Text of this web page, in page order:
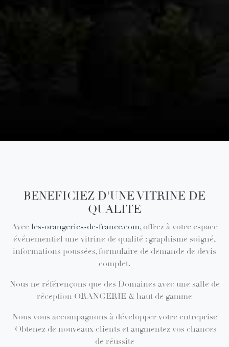
Votre projet
BENEFICIEZ D'UNE VITRINE DE
QUALITE
​Avec les-orangeries-de-france.com, offrez à votre espace
événementiel une vitrine de qualité : graphisme soigné,
informations poussées, formulaire de demande de devis
complet.
Nous ne référençons que des Domaines avec une salle de
réception ORANGERIE & haut de gamme
Nous vous accompagnons à développer votre entreprise
Obtenez de nouveaux clients et augmentez vos chances
de réussite